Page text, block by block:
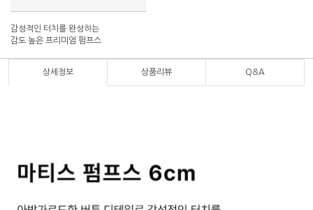
감성적인 터치를 완성하는
감도 높은 프리미엄 펌프스
상세정보 상품리뷰 Q&A